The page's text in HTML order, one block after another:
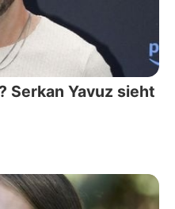
Serkan Yavuz sieht